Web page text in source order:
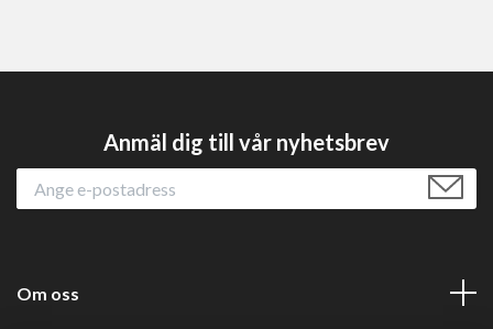
Anmäl dig till vår nyhetsbrev
Om oss